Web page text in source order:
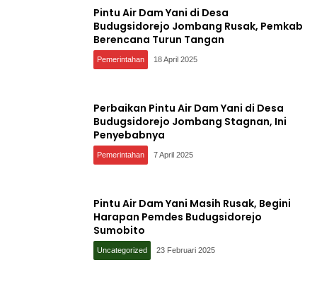
Pintu Air Dam Yani di Desa
Budugsidorejo Jombang Rusak, Pemkab
Berencana Turun Tangan
Pemerintahan 18 April 2025
Perbaikan Pintu Air Dam Yani di Desa
Budugsidorejo Jombang Stagnan, Ini
Penyebabnya
Pemerintahan 7 April 2025
Pintu Air Dam Yani Masih Rusak, Begini
Harapan Pemdes Budugsidorejo
Sumobito
Uncategorized 23 Februari 2025